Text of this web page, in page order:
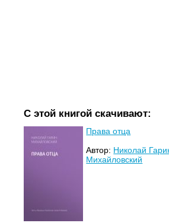
С этой книгой скачивают:
Права отца
Автор: Николай
Михайловский